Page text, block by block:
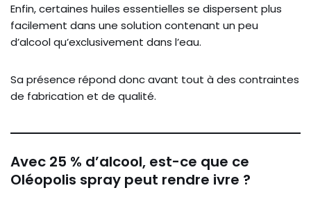
Enfin, certaines huiles essentielles se dispersent plus
facilement dans une solution contenant un peu
d’alcool qu’exclusivement dans l’eau.
Sa présence répond donc avant tout à des contraintes
de fabrication et de qualité.
Avec 25 % d’alcool, est-ce que ce
Oléopolis spray peut rendre ivre ?